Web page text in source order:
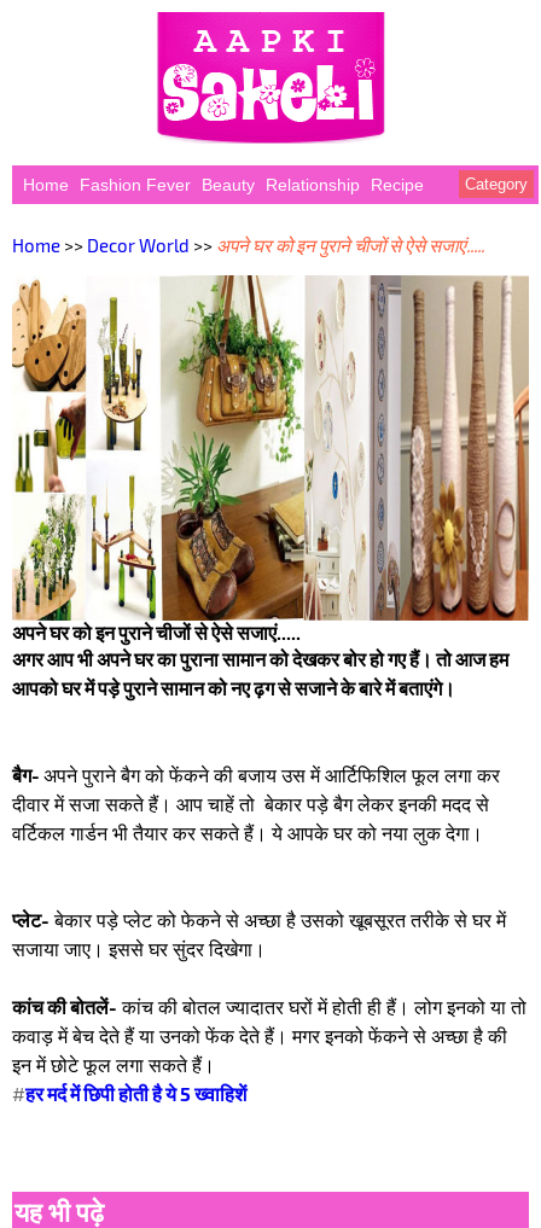
Home Fashion Fever Beauty Relationship Recipe Category
Home >> Decor World >> अपने घर को इन पुराने चीजों से ऐसे सजाएं.....
अपने घर को इन पुराने चीजों से ऐसे सजाएं.....
अगर आप भी अपने घर का पुराना सामान को देखकर बोर हो गए हैं। तो आज हम
आपको घर में पड़े पुराने सामान को नए ढ़ग से सजाने के बारे में बताएंगे।
बैग- अपने पुराने बैग को फेंकने की बजाय उस में आर्टिफिशिल फूल लगा कर
दीवार में सजा सकते हैं। आप चाहें तो बेकार पड़े बैग लेकर इनकी मदद से
वर्टिकल गार्डन भी तैयार कर सकते हैं। ये आपके घर को नया लुक देगा।
प्लेट- बेकार पड़े प्लेट को फेकने से अच्छा है उसको खूबसूरत तरीके से घर में
सजाया जाए। इससे घर सुंदर दिखेगा।
कांच की बोतलें- कांच की बोतल ज्यादातर घरों में होती ही हैं। लोग इनको या तो
कवाड़ में बेच देते हैं या उनको फेंक देते हैं। मगर इनको फेंकने से अच्छा है की
इन में छोटे फूल लगा सकते हैं।
#हर मर्द में छिपी होती है ये 5 ख्वाहिशें
यह भी पढ़े